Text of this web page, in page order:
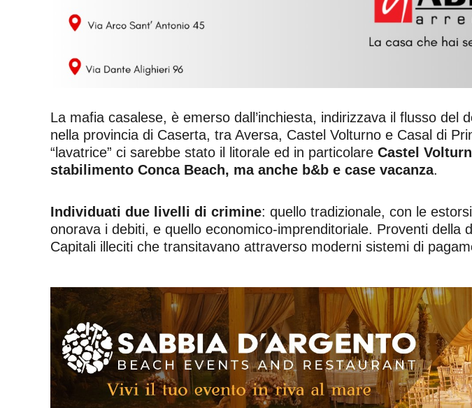
La mafia casalese, è emerso dall’inchiesta, indirizzava il flusso
nella provincia di Caserta, tra Aversa, Castel Volturno e Casal di
“lavatrice” ci sarebbe stato il litorale ed in particolare Castel
stabilimento Conca Beach, ma anche b&b e case vacanza.
Individuati due livelli di crimine: quello tradizionale, con le
onorava i debiti, e quello economico-imprenditoriale. Proventi
Capitali illeciti che transitavano attraverso moderni sistemi di